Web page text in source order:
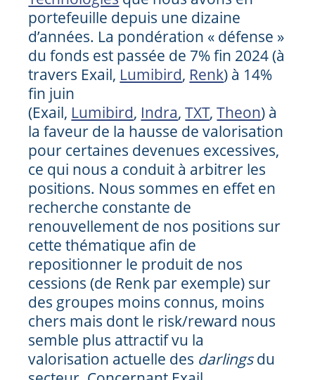
portefeuille depuis une dizaine
d’années. La pondération « défense »
du fonds est passée de 7% fin 2024 (à
travers Exail, Lumibird, Renk) à 14%
fin juin
(Exail, Lumibird, Indra,TXT,Theon) à
la faveur de la hausse de valorisation
pour certaines devenues excessives,
ce qui nous a conduit à arbitrer les
positions. Nous sommes en effet en
recherche constante de
renouvellement de nos positions sur
cette thématique afin de
repositionner le produit de nos
cessions (de Renk par exemple) sur
des groupes moins connus, moins
chers mais dont le risk/reward nous
semble plus attractif vu la
valorisation actuelle des darlingsdu